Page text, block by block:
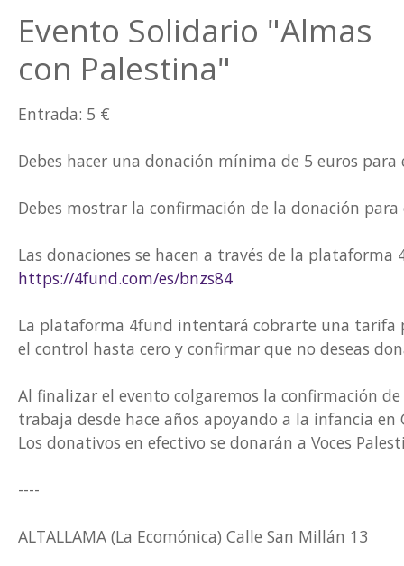
Evento Solidario "Almas
con Palestina"
Entrada: 5 €
Debes hacer una donación mínima de 5 euros
Debes mostrar la confirmación de la donación
Las donaciones se hacen a través de la
https://4fund.com/es/bnzs84
La plataforma 4fund intentará cobrarte una tarifa
el control hasta cero y confirmar que no deseas
Al finalizar el evento colgaremos la confirmación
trabaja desde hace años apoyando a la infancia
Los donativos en efectivo se donarán a Voces
----
ALTALLAMA (La Ecomónica) Calle San Millán 13